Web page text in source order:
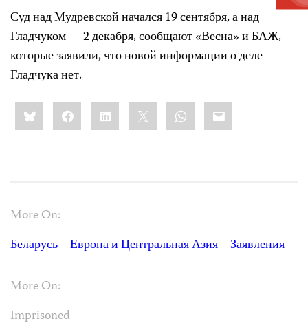
Суд над Мудревской начался 19 сентября, а над
Гладчуком — 2 декабря, сообщают «Весна» и БАЖ,
которые заявили, что новой информации о деле
Гладчука нет.
Share
this:BlueskyFacebookLinkedIn WhatsApp
Email
More On:
Беларусь
Европа и Центральная Азия Заявления
More On:
Imprisoned